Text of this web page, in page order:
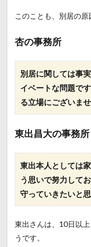
このことも、別居の原
杏の事務所
別居に関しては事
イベートな問題で
る立場にございま
東出昌大の事務所
東出本人としては
う思いで努力して
守っていきたいと
東出さんは、10日以
うです。